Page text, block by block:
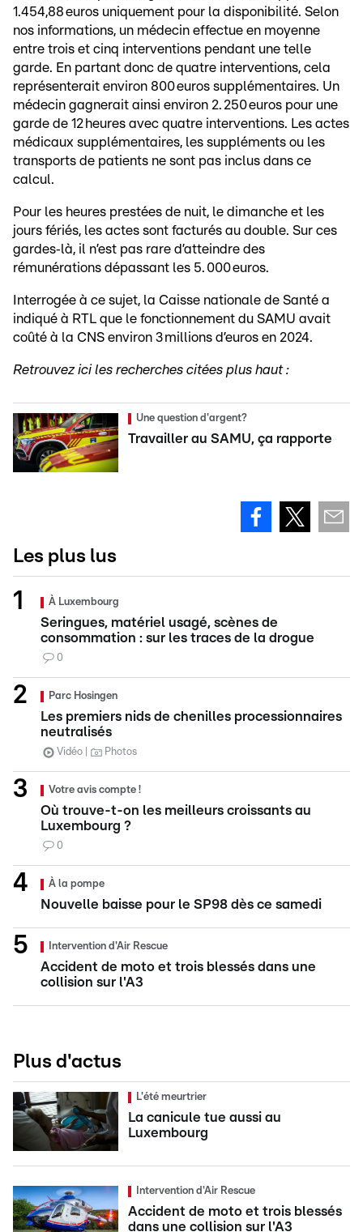
1.454,88 euros uniquement pour la disponibilité. Selon
nos informations, un médecin effectue en moyenne
entre trois et cinq interventions pendant une telle
garde. En partant donc de quatre interventions, cela
représenterait environ 800 euros supplémentaires. Un
médecin gagnerait ainsi environ 2. 250 euros pour une
garde de 12 heures avec quatre interventions. Les actes
médicaux supplémentaires, les suppléments ou les
transports de patients ne sont pas inclus dans ce
calcul.
Pour les heures prestées de nuit, le dimanche et les
jours fériés, les actes sont facturés au double. Sur ces
gardes‑là, il n’est pas rare d’atteindre des
rémunérations dépassant les 5. 000 euros.
Interrogée à ce sujet, la Caisse nationale de Santé a
indiqué à RTL que le fonctionnement du SAMU avait
coûté à la CNS environ 3 millions d’euros en 2024.
Retrouvez ici les recherches citées plus haut :
Une question d'argent?
Travailler au SAMU, ça rapporte
Les plus lus
À Luxembourg
Seringues, matériel usagé, scènes de
consommation : sur les traces de la drogue
0
Parc Hosingen
Les premiers nids de chenilles processionnaires
neutralisés
Vidéo Photos
Votre avis compte !
Où trouve-t-on les meilleurs croissants au
Luxembourg ?
0
À la pompe
Nouvelle baisse pour le SP98 dès ce samedi
Intervention d'Air Rescue
Accident de moto et trois blessés dans une
collision sur l'A3
Plus d'actus
L'été meurtrier
La canicule tue aussi au
Luxembourg
Intervention d'Air Rescue
Accident de moto et trois blessés
dans une collision sur l'A3